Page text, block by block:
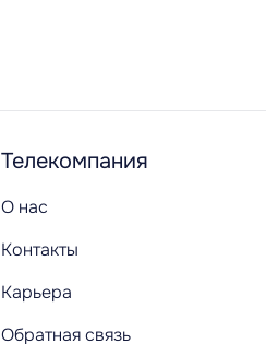
Телекомпания
О нас
Контакты
Карьера
Обратная связь